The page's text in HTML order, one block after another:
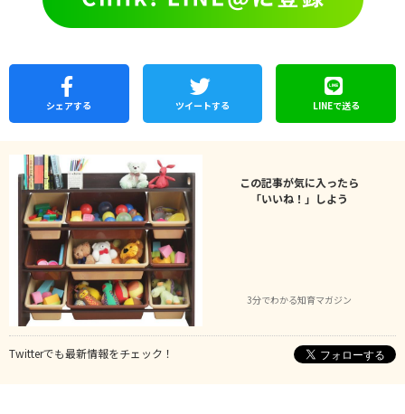
シェアする ツイートする LINEで送る
この記事が気に入ったら
「いいね！」しよう
3分でわかる知育マガジン
Twitterでも最新情報をチェック！